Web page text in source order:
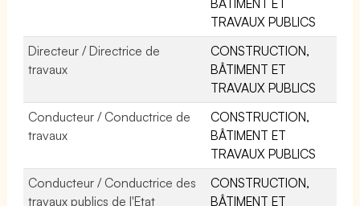
TRAVAUX PUBLICS
Directeur / Directrice de
travaux
CONSTRUCTION,
BÂTIMENT ET
TRAVAUX PUBLICS
Conducteur / Conductrice de
travaux
CONSTRUCTION,
BÂTIMENT ET
TRAVAUX PUBLICS
Conducteur / Conductrice des
travaux publics de l'Etat
CONSTRUCTION,
BÂTIMENT ET